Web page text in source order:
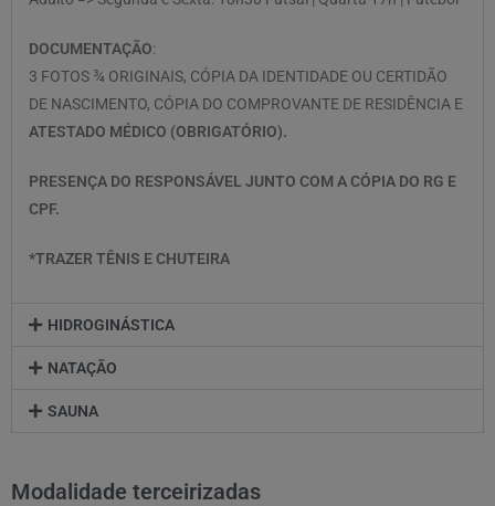
DOCUMENTAÇÃO:
3 FOTOS ¾ ORIGINAIS, CÓPIA DA IDENTIDADE OU CERTIDÃO
DE NASCIMENTO, CÓPIA DO COMPROVANTE DE RESIDÊNCIA E
ATESTADO MÉDICO (OBRIGATÓRIO).
PRESENÇA DO RESPONSÁVEL JUNTO COM A CÓPIA DO RG E
CPF.
*TRAZER TÊNIS E CHUTEIRA
HIDROGINÁSTICA
NATAÇÃO
SAUNA
Modalidade terceirizadas